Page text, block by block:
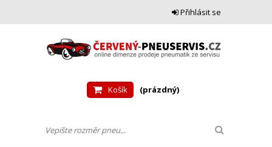
Přihlásit se
Košík (prázdný)